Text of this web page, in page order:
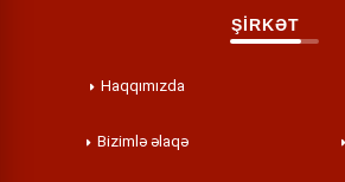
ŞİRKƏT
Haqqımızda
Bizimlə əlaqə